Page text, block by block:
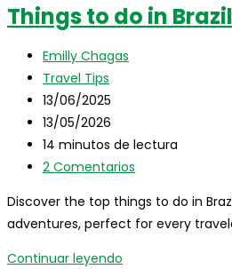
pack
a
the
ultimate
guide
Things to do in
Autor
de
la
entrada:
Emilly Chagas
Categoría
de
la
entrada:
Travel Tips
Publicación
de
la
entrada:
13/06/2025
Última
modificación
de
entrada:
13/05/2026
Tiempo
de
14 minutos de lectura
Comentarios
la
entrada:
2 Comentarios
Discover the top things to do in
adventures, perfect for every
Continuar leyendo